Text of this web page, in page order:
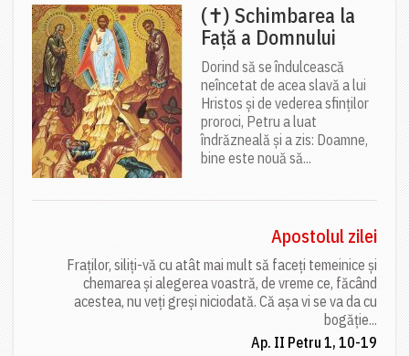
(✝) Schimbarea la
Față a Domnului
Dorind să se îndulcească
neîncetat de acea slavă a lui
Hristos și de vederea sfinților
proroci, Petru a luat
îndrăzneală și a zis: Doamne,
bine este nouă să...
Apostolul zilei
Fraților, siliți-vă cu atât mai mult să faceți temeinice și
chemarea și alegerea voastră, de vreme ce, făcând
acestea, nu veți greși niciodată. Că așa vi se va da cu
bogăție...
Ap. II Petru 1, 10-19